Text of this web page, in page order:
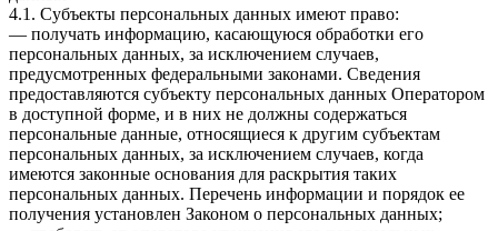
4.1. Субъекты персональных данных имеют право:
— получать информацию, касающуюся обработки его
персональных данных, за исключением случаев,
предусмотренных федеральными законами. Сведения
предоставляются субъекту персональных данных Оператором
в доступной форме, и в них не должны содержаться
персональные данные, относящиеся к другим субъектам
персональных данных, за исключением случаев, когда
имеются законные основания для раскрытия таких
персональных данных. Перечень информации и порядок ее
получения установлен Законом о персональных данных;